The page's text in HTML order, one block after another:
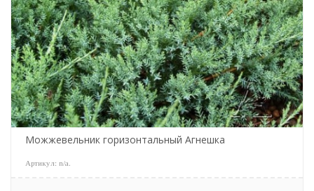
Можжевельник горизонтальный Агнешка
Артикул: n/a